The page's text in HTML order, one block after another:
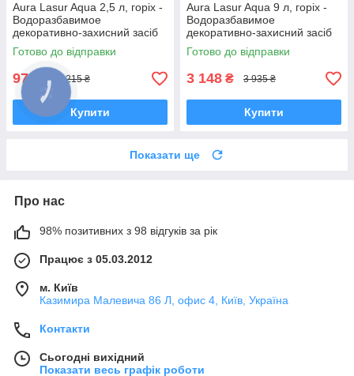
Aura Lasur Aqua 2,5 л, горіх -
Водоразбавимое
декоративно-захисний засіб
для дерев'яних поверхонь
Готово до відправки
972 ₴ 1 215 ₴
Купити
Aura Lasur Aqua 9 л, горіх -
Водоразбавимое
декоративно-захисний засіб
для дерев'яних поверхонь
Готово до відправки
3 148 ₴ 3 935 ₴
Купити
Показати ще
Про нас
98% позитивних з 98 відгуків за рік
Працює з 05.03.2012
м. Київ
Казимира Малевича 86 Л, офис 4, Київ, Україна
Контакти
Сьогодні вихідний
Показати весь графік роботи